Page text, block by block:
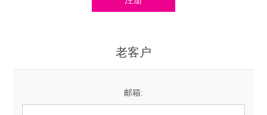
老客户
邮箱: